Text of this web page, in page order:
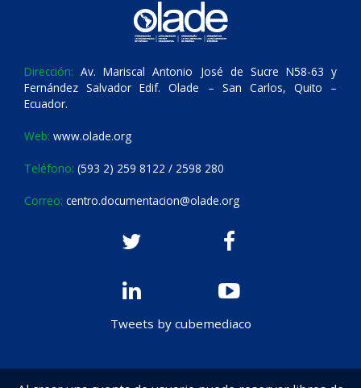
Dirección: Av. Mariscal Antonio José de Sucre N58-63 y
Fernández Salvador Edif. Olade – San Carlos, Quito –
Ecuador.
Web: www.olade.org
Teléfono: (593 2) 259 8122 / 2598 280
Correo: centro.documentacion@olade.org
Tweets by cubemediaco